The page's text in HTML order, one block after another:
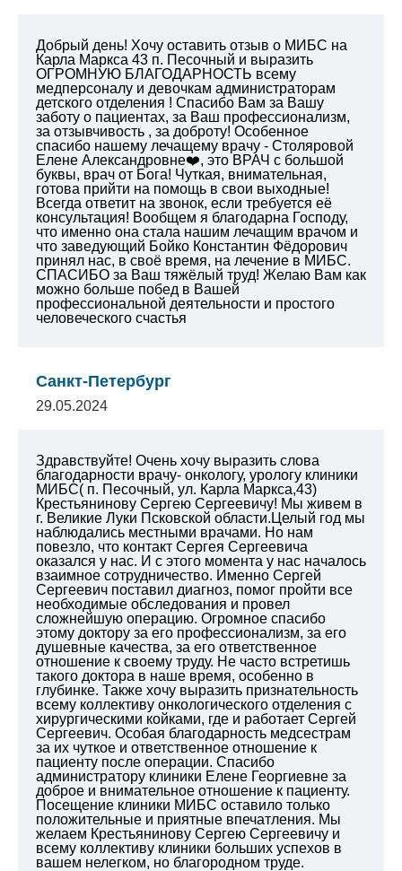
Добрый день! Хочу оставить отзыв о МИБС на
Карла Маркса 43 п. Песочный и выразить
ОГРОМНУЮ БЛАГОДАРНОСТЬ всему
медперсоналу и девочкам администраторам
детского отделения ! Спасибо Вам за Вашу
заботу о пациентах, за Ваш профессионализм,
за отзывчивость , за доброту! Особенное
спасибо нашему лечащему врачу - Столяровой
Елене Александровне❤️, это ВРАЧ с большой
буквы, врач от Бога! Чуткая, внимательная,
готова прийти на помощь в свои выходные!
Всегда ответит на звонок, если требуется её
консультация! Вообщем я благодарна Господу,
что именно она стала нашим лечащим врачом и
что заведующий Бойко Константин Фёдорович
принял нас, в своё время, на лечение в МИБС.
СПАСИБО за Ваш тяжёлый труд! Желаю Вам как
можно больше побед в Вашей
профессиональной деятельности и простого
человеческого счастья
Санкт-Петербург
29.05.2024
Здравствуйте! Очень хочу выразить слова
благодарности врачу- онкологу, урологу клиники
МИБС( п. Песочный, ул. Карла Маркса,43)
Крестьянинову Сергею Сергеевичу! Мы живем в
г. Великие Луки Псковской области.Целый год мы
наблюдались местными врачами. Но нам
повезло, что контакт Сергея Сергеевича
оказался у нас. И с этого момента у нас началось
взаимное сотрудничество. Именно Сергей
Сергеевич поставил диагноз, помог пройти все
необходимые обследования и провел
сложнейшую операцию. Огромное спасибо
этому доктору за его профессионализм, за его
душевные качества, за его ответственное
отношение к своему труду. Не часто встретишь
такого доктора в наше время, особенно в
глубинке. Также хочу выразить признательность
всему коллективу онкологического отделения с
хирургическими койками, где и работает Сергей
Сергеевич. Особая благодарность медсестрам
за их чуткое и ответственное отношение к
пациенту после операции. Спасибо
администратору клиники Елене Георгиевне за
доброе и внимательное отношение к пациенту.
Посещение клиники МИБС оставило только
положительные и приятные впечатления. Мы
желаем Крестьянинову Сергею Сергеевичу и
всему коллективу клиники больших успехов в
вашем нелегком, но благородном труде.